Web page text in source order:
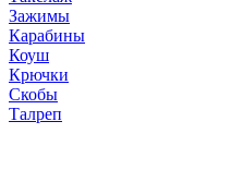
Зажимы
Карабины
Коуш
Крючки
Скобы
Талреп